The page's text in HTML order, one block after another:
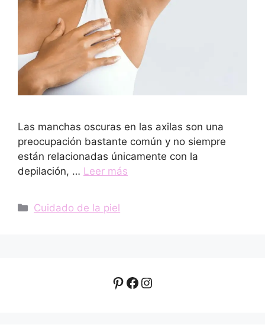
Las manchas oscuras en las axilas son una
preocupación bastante común y no siempre
están relacionadas únicamente con la
depilación, … Leer más
Categorías
Cuidado de la piel
Pinterest
Facebook
Instagram